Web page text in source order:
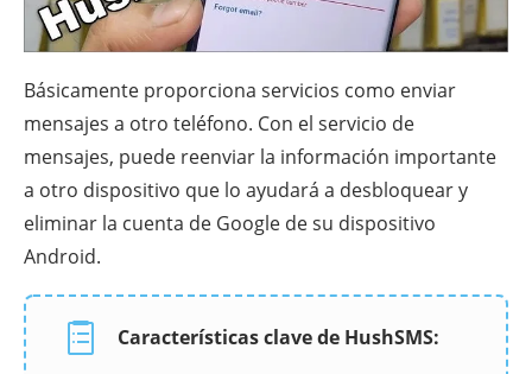
Básicamente proporciona servicios como enviar
mensajes a otro teléfono. Con el servicio de
mensajes, puede reenviar la información importante
a otro dispositivo que lo ayudará a desbloquear y
eliminar la cuenta de Google de su dispositivo
Android.
Características clave de HushSMS: